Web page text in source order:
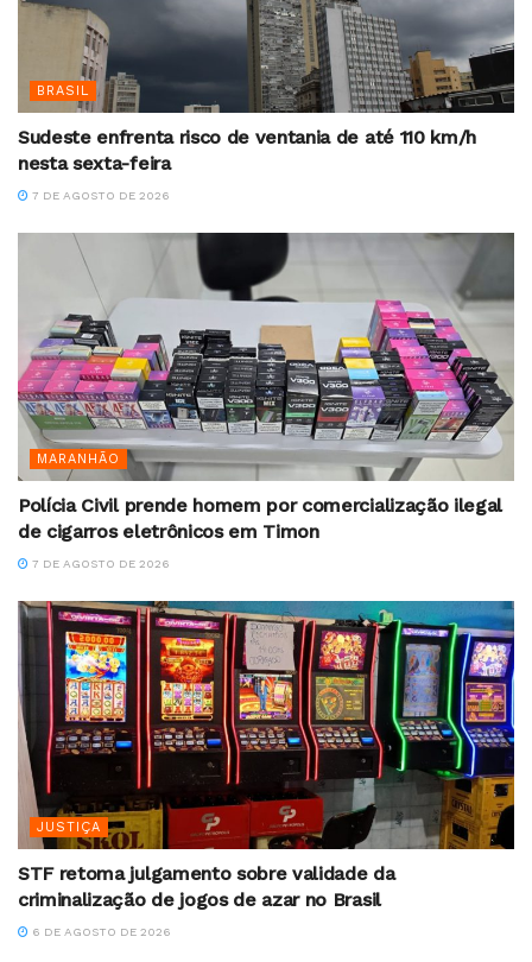
BRASIL
Sudeste enfrenta risco de ventania de até 110 km/h
nesta sexta-feira
7 DE AGOSTO DE 2026
MARANHÃO
Polícia Civil prende homem por comercialização ilegal
de cigarros eletrônicos em Timon
7 DE AGOSTO DE 2026
JUSTIÇA
STF retoma julgamento sobre validade da
criminalização de jogos de azar no Brasil
6 DE AGOSTO DE 2026